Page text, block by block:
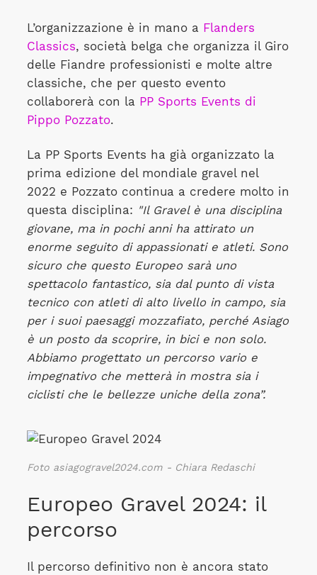
L’organizzazione è in mano a Flanders
Classics, società belga che organizza il Giro
delle Fiandre professionisti e molte altre
classiche, che per questo evento
collaborerà con laPP Sports Events di
Pippo Pozzato.
La PP Sports Events ha già organizzato la
prima edizione del mondiale gravel nel
2022 e Pozzato continua a credere molto in
questa disciplina: "Il Gravel è una disciplina
giovane, ma in pochi anni ha attirato un
enorme seguito di appassionati e atleti. Sono
sicuro che questo Europeo sarà uno
spettacolo fantastico, sia dal punto di vista
tecnico con atleti di alto livello in campo, sia
per i suoi paesaggi mozzafiato, perché Asiago
è un posto da scoprire, in bici e non solo.
Abbiamo progettato un percorso vario e
impegnativo che metterà in mostra sia i
ciclisti che le bellezze uniche della zona”.
Foto asiagogravel2024.com - Chiara Redaschi
Europeo Gravel 2024: il
percorso
Il percorso definitivo non è ancora stato